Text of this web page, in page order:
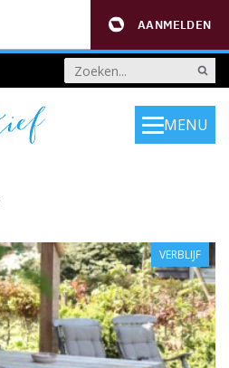
AANMELDEN
MENU
VERBLIJF